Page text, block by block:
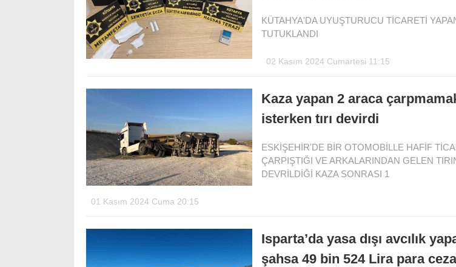
KÜTAHYA'DA UYUŞTURUCU TİCARETİ
TUTUKLANDI
02 Kasım 2024 Cumartesi 11:15
Kaza yapan 2 araca
isterken tırı devirdi
ESKİŞEHİR'DE BİR OTOMOBİLLE HAFİF
ÇARPIŞTIĞI VE ARKALARINDAN GELEN
DEVRİLDİĞİ KAZA SONRASI 1
01 Kasım 2024 Cuma 20:15
Isparta’da yasa dışı avcılık
şahsa 49 bin 524 Lira para